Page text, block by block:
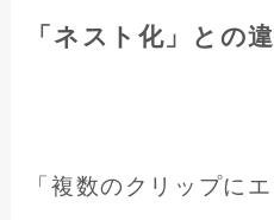
「ネスト化」との
「複数のクリップに